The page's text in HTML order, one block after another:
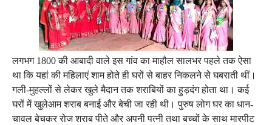
लगभग 1800की आबादी वाले इस गांव का माहौल सालभर पहले तक ऐसा
था कि यहां की महिलाएं शाम होते ही घरों से बाहर निकलने से घबराती थीं।
गली-मुहल्लों से लेकर खुले मैदान तक शराबियों का हुड़दंग होता था। कई
घरों में खुलेआम शराब बनाई और बेची जा रही थी। पुरुष लोग घर का धान-
चावल बेचकर रोज शराब पीते और अपनी पत्नी तथा बच्चों के साथ मारपीट